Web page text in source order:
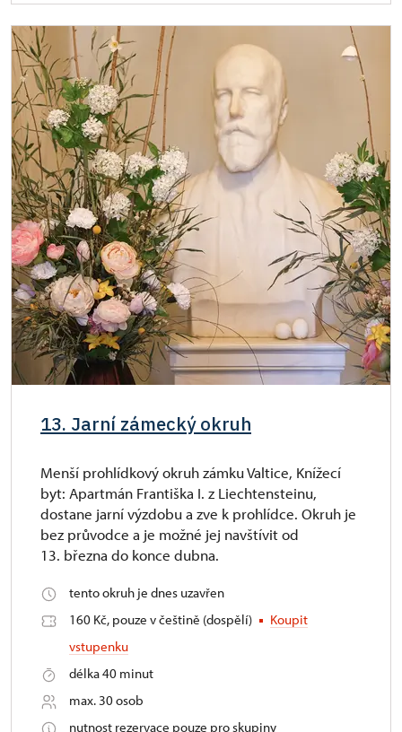
13. Jarní zámecký okruh
Menší prohlídkový okruh zámku Valtice, Knížecí
byt: Apartmán Františka I. z Liechtensteinu,
dostane jarní výzdobu a zve k prohlídce. Okruh je
bez průvodce a je možné jej navštívit od
13. března do konce dubna.
tento okruh je dnes uzavřen
160 Kč, pouze v češtině (dospělí)
Koupit
vstupenku
délka 40 minut
max. 30 osob
nutnost rezervace pouze pro skupiny